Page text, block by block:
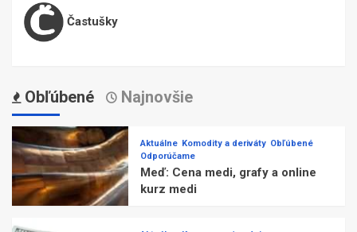
Častušky
Obľúbené Najnovšie
Aktuálne Komodity a deriváty Obľúbené
Odporúčame
Meď: Cena medi, grafy a online
kurz medi